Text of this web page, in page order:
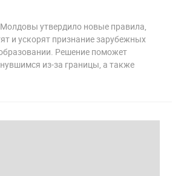
утвердило новые правила,
и ускорят признание зарубежных
Решение поможет
из-за границы, а также